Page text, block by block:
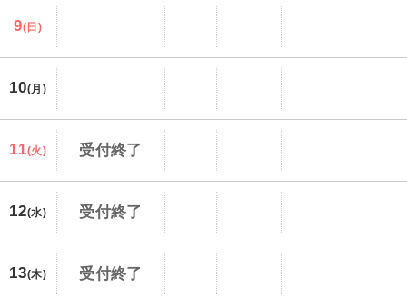
9(日)
10(月)
11(火) 受付終了
12(水) 受付終了
13(木) 受付終了